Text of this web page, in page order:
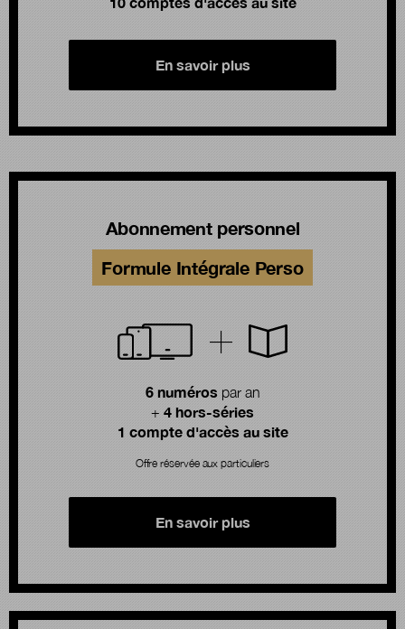
En savoir plus
Abonnement personnel
Formule Intégrale Perso
6 numérospar an
+ 4 hors-séries
1 compte d'accès au site
Offre réservée aux particuliers
En savoir plus